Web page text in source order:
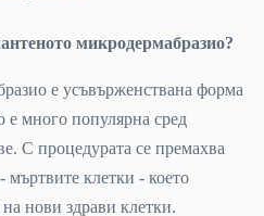
микродермабразио?
е усъвърженствана форма
е много популярна сред
С процедурата се премахва
мъртвите клетки - което
нови здрави клетки.